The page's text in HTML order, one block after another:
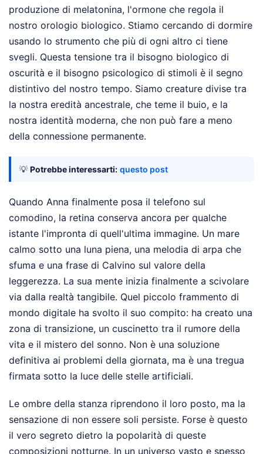
produzione di melatonina, l'ormone che regola il
nostro orologio biologico. Stiamo cercando di dormire
usando lo strumento che più di ogni altro ci tiene
svegli. Questa tensione tra il bisogno biologico di
oscurità e il bisogno psicologico di stimoli è il segno
distintivo del nostro tempo. Siamo creature divise tra
la nostra eredità ancestrale, che teme il buio, e la
nostra identità moderna, che non può fare a meno
della connessione permanente.
💡 Potrebbe interessarti: questo post
Quando Anna finalmente posa il telefono sul
comodino, la retina conserva ancora per qualche
istante l'impronta di quell'ultima immagine. Un mare
calmo sotto una luna piena, una melodia di arpa che
sfuma e una frase di Calvino sul valore della
leggerezza. La sua mente inizia finalmente a scivolare
via dalla realtà tangibile. Quel piccolo frammento di
mondo digitale ha svolto il suo compito: ha creato una
zona di transizione, un cuscinetto tra il rumore della
vita e il mistero del sonno. Non è una soluzione
definitiva ai problemi della giornata, ma è una tregua
firmata sotto la luce delle stelle artificiali.
Le ombre della stanza riprendono il loro posto, ma la
sensazione di non essere soli persiste. Forse è questo
il vero segreto dietro la popolarità di queste
composizioni notturne. In un universo vasto e spesso